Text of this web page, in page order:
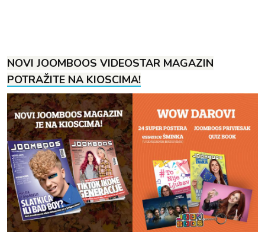
NOVI JOOMBOOS VIDEOSTAR MAGAZIN
POTRAŽITE NA KIOSCIMA!